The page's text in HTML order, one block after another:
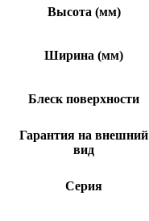
Высота (мм)
Ширина (мм)
Блеск поверхности
Гарантия на внешний
вид
Серия